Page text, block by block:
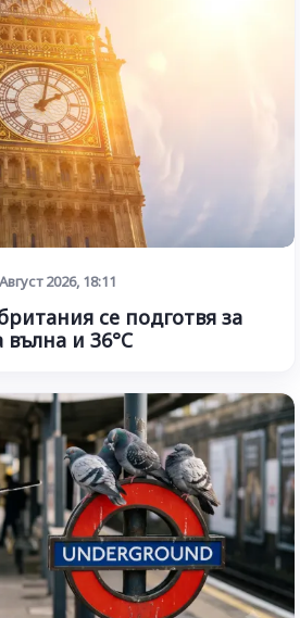
2026, 18:11
се подготвя за
и 36°C